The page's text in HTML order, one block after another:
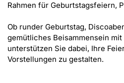
Rahmen für Geburtstagsfeiern,
Ob runder Geburtstag,
gemütliches Beisammensein
unterstützen Sie dabei, Ihre
Vorstellungen zu gestalten.